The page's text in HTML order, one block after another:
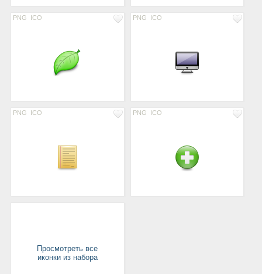
PNG ICO PNG ICO
PNG ICO PNG ICO
Просмотреть все
иконки из набора